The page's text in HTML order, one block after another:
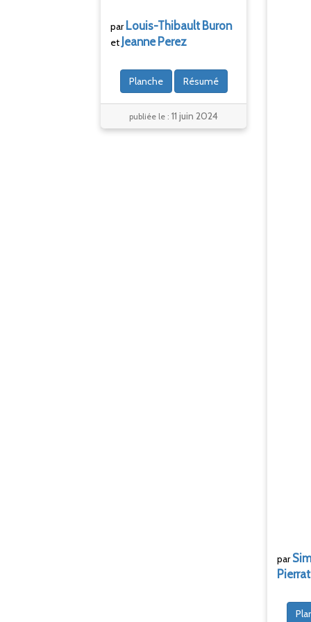
parLouis-Thibault Buron
et Jeanne Perez
Planche Résumé
publiée le : 11 juin 2024
par
Pierrat